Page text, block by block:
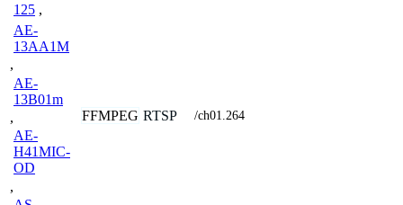
125 ,
AE-
13AA1M
,
AE-
13B01m
,
AE-
H41MIC-
OD
,
FFMPEG RTSP /ch01.264